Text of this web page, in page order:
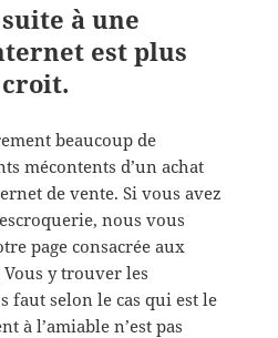
à une
est plus
croit.
beaucoup de
mécontents d’un achat
de vente. Si vous avez
nous vous
page consacrée aux
Vous y trouver les
faut selon le cas qui est le
à l’amiable n’est pas